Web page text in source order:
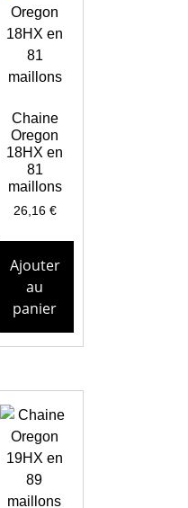
Chaine
Oregon
18HX en
81
maillons
26,16 €
Ajouter
au
panier